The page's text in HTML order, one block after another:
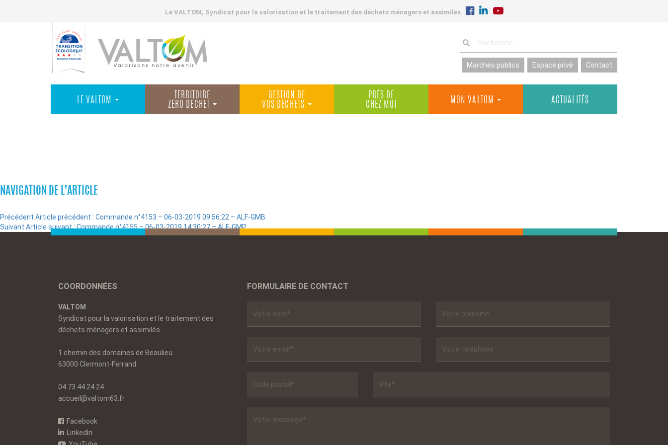
Le VALTOM, Syndicat pour la valorisation et le traitement des déchets ménagers et assimilés
Marchés publics Espace privé Contact
LE VALTOM
TERRITOIRE
ZÉRO DÉCHET
GESTION DE
VOS DÉCHETS
PRÈS DE
CHEZ MOI
MON VALTOM ACTUALITÉS
NAVIGATION DE L’ARTICLE
Précédent Article précédent : Commande n°4153 – 06-03-2019 09:56:22 – ALF-GMB
Suivant Article suivant :Commande n°4155 – 06-03-2019 14:30:27 – ALF-GMP
COORDONNÉES
VALTOM
Syndicat pour la valorisation et le traitement des
déchets ménagers et assimilés
1 chemin des domaines de Beaulieu
63000 Clermont-Ferrand
04 73 44 24 24
accueil@valtom63.fr
Facebook
LinkedIn
FORMULAIRE DE CONTACT